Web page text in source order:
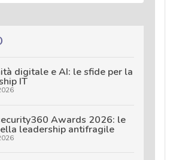
digitale e AI: le sfide per la
IT
Awards 2026: le
leadership antifragile